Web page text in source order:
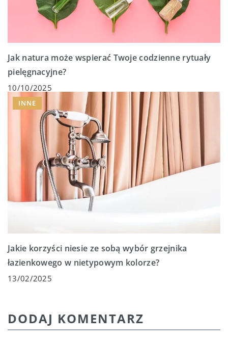
Jak natura może wspierać Twoje codzienne rytuały
pielęgnacyjne?
10/10/2025
INNE
Jakie korzyści niesie ze sobą wybór grzejnika
łazienkowego w nietypowym kolorze?
13/02/2025
DODAJ KOMENTARZ